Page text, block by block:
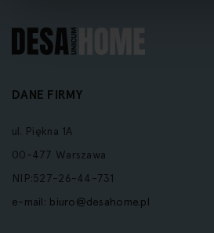
DANE FIRMY
ul. Piękna 1A
00-477 Warszawa
NIP:527-26-44-731
e-mail: biuro@desahome.pl